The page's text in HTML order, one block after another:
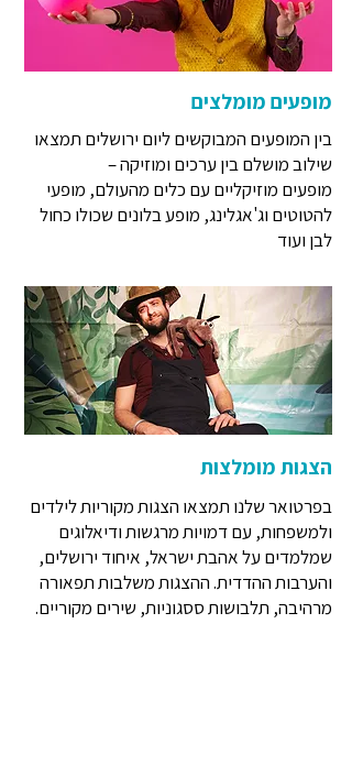
מופעים מומלצים
בין המופעים המבוקשים ליום ירושלים תמצאו
שילוב מושלם בין ערכים ומוזיקה –
מופעים מוזיקליים עם כלים מהעולם, מופעי
להטוטים וג'אגלינג, מופע בלונים שכולו כחול
לבן ועוד
הצגות מומלצות
בפרטואר שלנו תמצאו הצגות מקוריות לילדים
ולמשפחות, עם דמויות מרגשות ודיאלוגים
שמלמדים על אהבת ישראל, איחוד ירושלים,
והערבות ההדדית. ההצגות משלבות תפאורה
מרהיבה, תלבושות ססגוניות, שירים מקוריים.